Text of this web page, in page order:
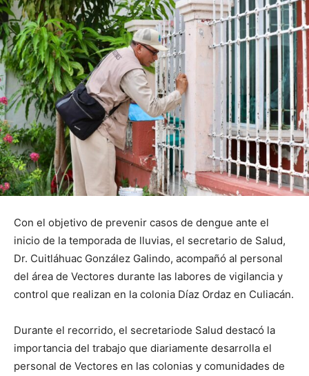
Con el objetivo de prevenir casos de dengue ante el
inicio de la temporada de lluvias, el secretario de Salud,
Dr. Cuitláhuac González Galindo, acompañó al personal
del área de Vectores durante las labores de vigilancia y
control que realizan en la colonia Díaz Ordaz en Culiacán.
Durante el recorrido, el secretariode Salud destacó la
importancia del trabajo que diariamente desarrolla el
personal de Vectores en las colonias y comunidades de